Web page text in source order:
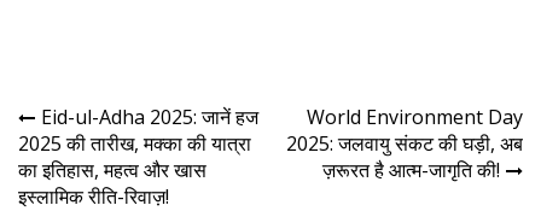
Eid-ul-Adha 2025: जानें हज
2025 की तारीख, मक्का की यात्रा
का इतिहास, महत्व और खास
इस्लामिक रीति-रिवाज़!
World Environment Day
2025: जलवायु संकट की घड़ी, अब
ज़रूरत है आत्म-जागृति की!